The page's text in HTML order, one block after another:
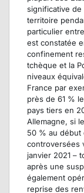
significative de
territoire
particulier
est constatée
confinement
tchèque et la
niveaux
France par
près de 61 %
pays tiers en
Allemagne, si
50 % au début
controversées
janvier 2021 –
après une
également
reprise des